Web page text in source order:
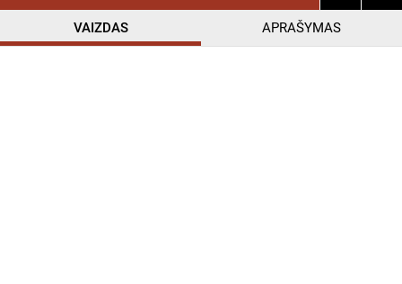
VAIZDAS APRAŠYMAS